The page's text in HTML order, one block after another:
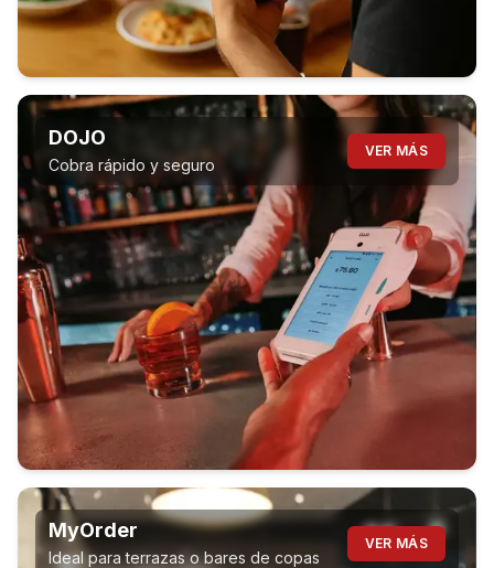
DOJO
Cobra rápido y seguro
VER MÁS
MyOrder
Ideal para terrazas o bares de copas
VER MÁS